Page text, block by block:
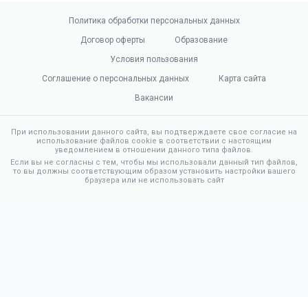
Политика обработки персональных данных
Договор оферты
Образование
Условия пользования
Соглашение о персональных данных
Карта сайта
Вакансии
При использовании данного сайта, вы подтверждаете свое согласие на
использование файлов cookie в соответствии с настоящим
уведомлением в отношении данного типа файлов.
Если вы не согласны с тем, чтобы мы использовали данный тип файлов,
то вы должны соответствующим образом установить настройки вашего
браузера или не использовать сайт